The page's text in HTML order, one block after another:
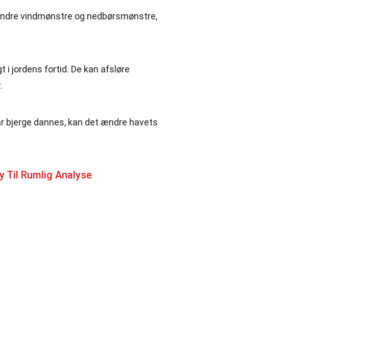
vindmønstre og nedbørsmønstre,
i jordens fortid. De kan afsløre
bjerge dannes, kan det ændre havets
Til Rumlig Analyse